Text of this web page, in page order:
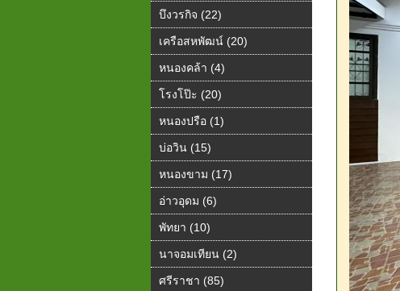
บึงวรกิจ (22)
เครือสหพัฒน์ (20)
หนองคล้า (4)
โรงโป๊ะ (20)
หนองปรือ (1)
บ่อวิน (15)
หนองขาม (17)
อ่าวอุดม (6)
พัทยา (10)
นาจอมเทียน (2)
ศรีราชา (85)